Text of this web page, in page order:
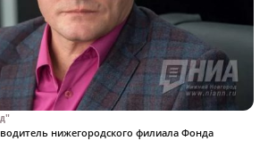
нижегородского филиала Фонда